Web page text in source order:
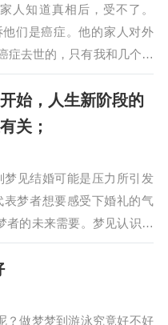
人知道真相后，受不了。
他们是癌症。他的家人对外
症去世的，只有我和几个好
。对方自称是王强的同事，
我聊聊。那人叫李志，是王
“其实，王强的死因……不
始，人生新阶段的
关；
见结婚可能是压力所引发
梦者想要感受下婚礼的气
者的未来需要。梦见认识的
…
？做梦梦到游泳究竟好不好